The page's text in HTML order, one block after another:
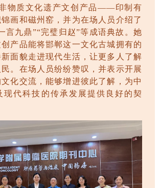
物质文化遗产文创产品——印制有
画和磁州窑，并为在场人员介绍了
言九鼎”“完璧归赵”等 成语典故。她
产品能将邯郸这一文化古城拥有的
面貌走进现代生活，让更多人了解
。 在场人员纷纷赞叹，并表示开展
化交流，能够增进彼此了解，为中
现代科技的传承发展提供良好的契